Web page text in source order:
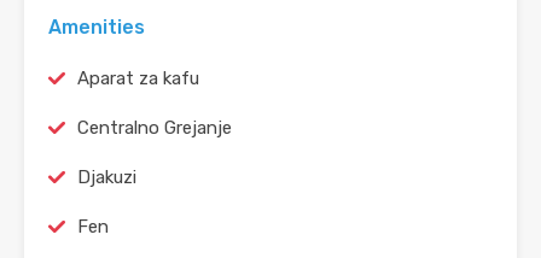
Amenities
Aparat za kafu
Centralno Grejanje
Djakuzi
Fen